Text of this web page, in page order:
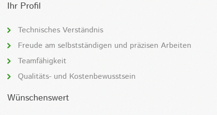
Ihr Profil
Technisches Verständnis
Freude am selbstständigen und präzisen Arbeiten
Teamfähigkeit
Qualitäts- und Kostenbewusstsein
Wünschenswert